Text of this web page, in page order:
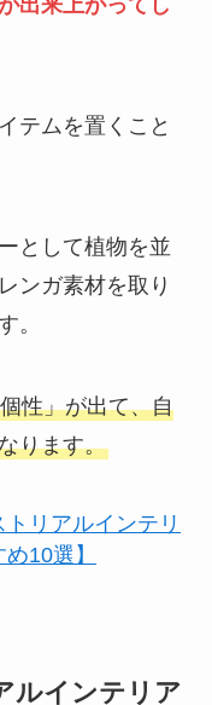
出来上がってし
テムを置くこと
として植物を並
ンガ素材を取り
。
性」が出て、自
ります。
リアルインテリ
10選】
ルインテリア